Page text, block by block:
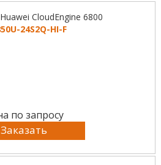
CloudEngine 6800
24S2Q-HI-F
по запросу
Заказать